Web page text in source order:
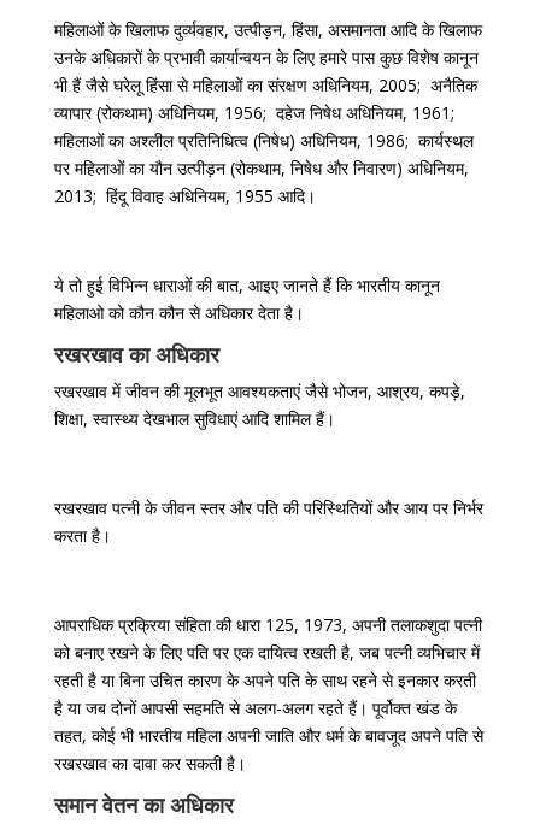
महिलाओं के खिलाफ दुर्व्यवहार, उत्पीड़न, हिंसा, असमानता आदि के खिलाफ
उनके अधिकारों के प्रभावी कार्यान्वयन के लिए हमारे पास कुछ विशेष कानून
भी हैं जैसे घरेलू हिंसा से महिलाओं का संरक्षण अधिनियम, 2005; अनैतिक
व्यापार (रोकथाम) अधिनियम, 1956; दहेज निषेध अधिनियम, 1961;
महिलाओं का अश्लील प्रतिनिधित्व (निषेध) अधिनियम, 1986; कार्यस्थल
पर महिलाओं का यौन उत्पीड़न (रोकथाम, निषेध और निवारण) अधिनियम,
2013; हिंदू विवाह अधिनियम, 1955 आदि।
ये तो हुई विभिन्न धाराओं की बात, आइए जानते हैं कि भारतीय कानून
महिलाओ को कौन कौन से अधिकार देता है।
रखरखाव का अधिकार
रखरखाव में जीवन की मूलभूत आवश्यकताएं जैसे भोजन, आश्रय, कपड़े,
शिक्षा, स्वास्थ्य देखभाल सुविधाएं आदि शामिल हैं।
रखरखाव पत्नी के जीवन स्तर और पति की परिस्थितियों और आय पर निर्भर
करता है।
आपराधिक प्रक्रिया संहिता की धारा 125, 1973, अपनी तलाकशुदा पत्नी
को बनाए रखने के लिए पति पर एक दायित्व रखती है, जब पत्नी व्यभिचार में
रहती है या बिना उचित कारण के अपने पति के साथ रहने से इनकार करती
है या जब दोनों आपसी सहमति से अलग-अलग रहते हैं। पूर्वोक्त खंड के
तहत, कोई भी भारतीय महिला अपनी जाति और धर्म के बावजूद अपने पति से
रखरखाव का दावा कर सकती है।
समान वेतन का अधिकार